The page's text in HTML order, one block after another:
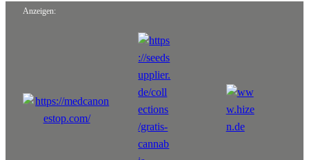
Anzeigen: